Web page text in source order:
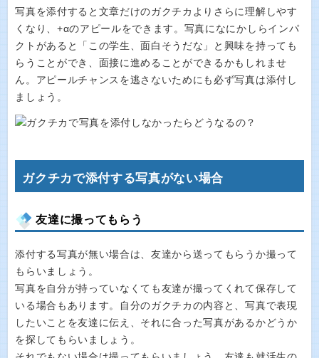
写真を添付すると文章だけのガクチカよりさらに理解しやす
くなり、+αのアピールをできます。写真になにかしらインパ
クトがあると「この学生、面白そうだな」と興味を持っても
らうことができ、面接に進めることができるかもしれませ
ん。アピールチャンスを逃さないためにも必ず写真は添付し
ましょう。
ガクチカで添付する写真がない場合
友達に撮ってもらう
添付する写真が無い場合は、友達から送ってもらうか撮って
もらいましょう。
写真を自分が持っていなくても友達が撮ってくれて保存して
いる場合もあります。自分のガクチカの内容と、写真で表現
したいことを友達に伝え、それに合った写真があるかどうか
を探してもらいましょう。